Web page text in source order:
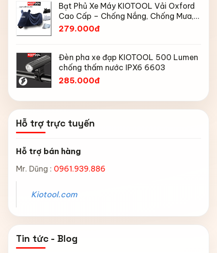
Bạt Phủ Xe Máy KIOTOOL Vải Oxford
Cao Cấp – Chống Nắng, Chống Mưa,
Chống Bụi, Chống Tia UV, Có Phản
279.000đ
Đèn pha xe đạp KIOTOOL 500 Lumen
chống thấm nước IPX6 6603
285.000đ
Hỗ trợ trực tuyến
Hỗ trợ bán hàng
Mr. Dũng : 0961.939.886
Kiotool.com
Tin tức - Blog